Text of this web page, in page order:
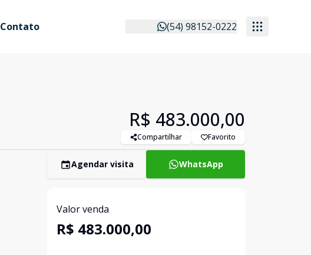
Contato (54) 98152-0222
R$ 483.000,00
Compartilhar Favorito
Agendar visita WhatsApp
Valor venda
R$ 483.000,00